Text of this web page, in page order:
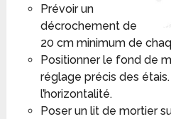
Prévoir un
décrochement de
20 cm minimum de
Positionner le fond de
réglage précis des
l’horizontalité.
Poser un lit de mortier